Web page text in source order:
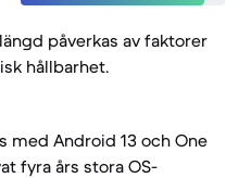
påverkas av faktorer
hållbarhet.
med Android 13 och One
fyra års stora OS-